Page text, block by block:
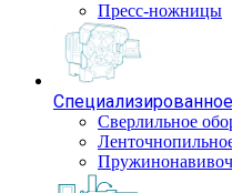
Пресс-ножницы
Сверлильное